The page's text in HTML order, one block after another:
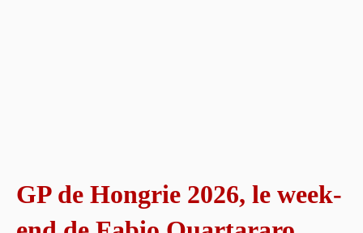
GP de Hongrie 2026, le week-